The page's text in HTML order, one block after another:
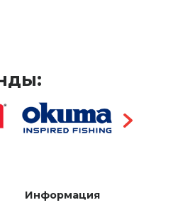
Информация